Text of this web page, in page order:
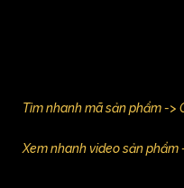
Tìm nhanh mã sản phẩm ->
Xem nhanh video sản phẩm